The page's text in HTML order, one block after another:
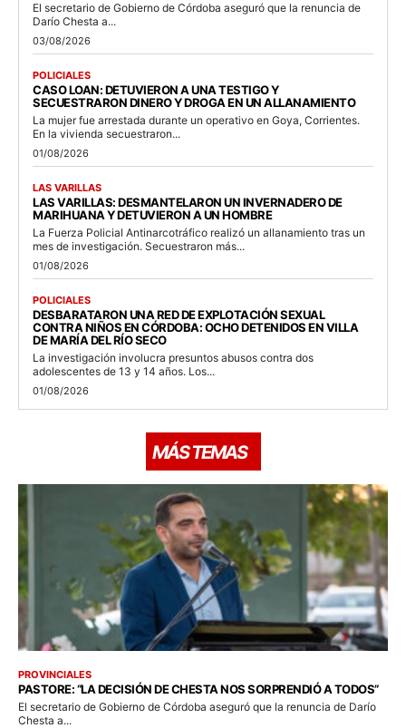
El secretario de Gobierno de Córdoba aseguró que la renuncia de
Darío Chesta a...
03/08/2026
POLICIALES
CASO LOAN: DETUVIERON A UNA TESTIGO Y
SECUESTRARON DINERO Y DROGA EN UN ALLANAMIENTO
La mujer fue arrestada durante un operativo en Goya, Corrientes.
En la vivienda secuestraron...
01/08/2026
LAS VARILLAS
LAS VARILLAS: DESMANTELARON UN INVERNADERO DE
MARIHUANA Y DETUVIERON A UN HOMBRE
La Fuerza Policial Antinarcotráfico realizó un allanamiento tras un
mes de investigación. Secuestraron más...
01/08/2026
POLICIALES
DESBARATARON UNA RED DE EXPLOTACIÓN SEXUAL
CONTRA NIÑOS EN CÓRDOBA: OCHO DETENIDOS EN VILLA
DE MARÍA DEL RÍO SECO
La investigación involucra presuntos abusos contra dos
adolescentes de 13 y 14 años. Los...
01/08/2026
MÁS TEMAS
PROVINCIALES
PASTORE: “LA DECISIÓN DE CHESTA NOS SORPRENDIÓ A TODOS”
El secretario de Gobierno de Córdoba aseguró que la renuncia de Darío
Chesta a...